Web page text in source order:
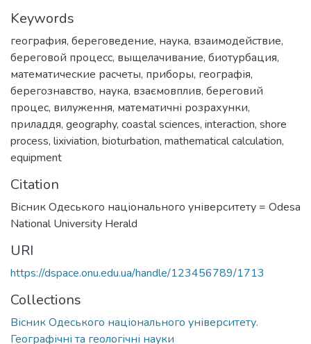
Keywords
география, береговедение, наука, взаимодействие,
береговой процесс, выщелачивание, биотурбация,
математические расчеты, приборы, географія,
берегознавство, наука, взаємовплив, береговий
процес, вилуження, математичні розрахунки,
приладдя, geography, coastal sciences, interaction, shore
process, lixiviation, bioturbation, mathematical calculation,
equipment
Citation
Вісник Одеського національного університету = Odesa
National University Herald
URI
https://dspace.onu.edu.ua/handle/123456789/1713
Collections
Вісник Одеського національного університету.
Географічні та геологічні науки